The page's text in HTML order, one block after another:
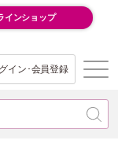
インショップ
イン･会員登録